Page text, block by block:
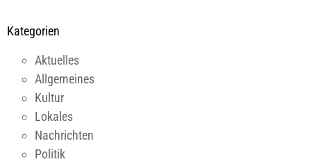
Kategorien
Aktuelles
Allgemeines
Kultur
Lokales
Nachrichten
Politik